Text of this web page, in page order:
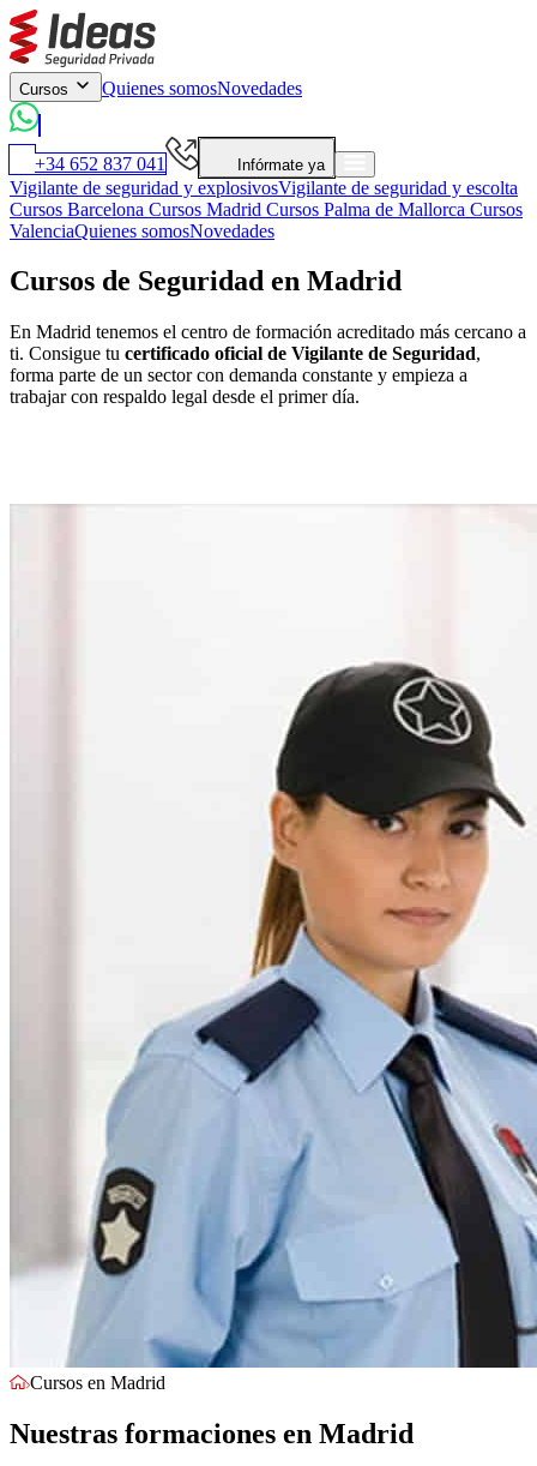
Cursos Quienes somosNovedades
+34 652 837 041 Infórmate ya
Vigilante de seguridad y explosivosVigilante de seguridad y escolta
Cursos Barcelona Cursos Madrid Cursos Palma de Mallorca Cursos
ValenciaQuienes somosNovedades
Cursos de Seguridad en Madrid
En Madrid tenemos el centro de formación acreditado más cercano a
ti. Consigue tu certificado oficial de Vigilante de Seguridad,
forma parte de un sector con demanda constante y empieza a
trabajar con respaldo legal desde el primer día.
Cursos en Madrid
Nuestras formaciones en Madrid